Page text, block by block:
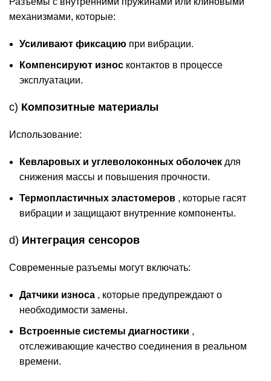
механизмами, которые:
Усиливают фиксацию при вибрации.
Компенсируют износ контактов в процессе
эксплуатации.
c) Композитные материалы
Использование:
Кевларовых и углеволоконных оболочек для
снижения массы и повышения прочности.
Термопластичных эластомеров , которые гасят
вибрации и защищают внутренние компоненты.
d) Интеграция сенсоров
Современные разъемы могут включать:
Датчики износа , которые предупреждают о
необходимости замены.
Встроенные системы диагностики ,
отслеживающие качество соединения в реальном
времени.